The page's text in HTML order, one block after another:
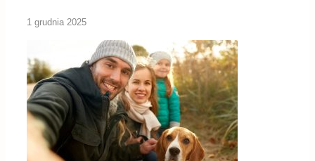
1 grudnia 2025